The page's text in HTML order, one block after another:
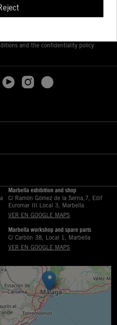
and the confidentiality policy
Marbella exhibition and shop
C/ Ramón Gómez de la Serna,7, Edif
Euromar III Local 3, Marbella
VER EN GOOGLE MAPS
Marbella workshop and spare parts
C/ Carbón 38, Local 1, Marbella
VER EN GOOGLE MAPS